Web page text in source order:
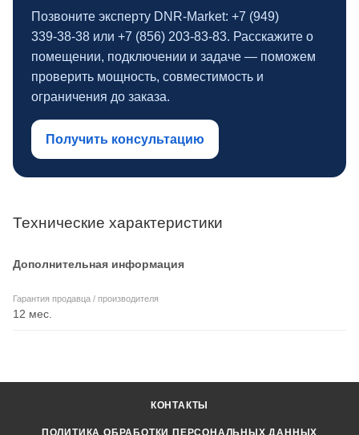
Позвоните эксперту DNR‑Market: +7 (949)
339‑38‑38 или +7 (856) 203‑83‑83. Расскажите о
помещении, подключении и задаче — поможем
проверить мощность, совместимость и
ограничения до заказа.
Получить консультацию
Технические характеристики
Дополнительная информация
Гарантия продавца / производителя
12 мес.
КОНТАКТЫ
ПОЛИТИКА ОБРАБОТКИ ПЕРСОНАЛЬНЫХ ДАННЫХ